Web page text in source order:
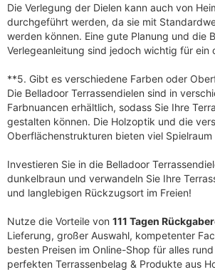
Die Verlegung der Dielen kann auch von
durchgeführt werden, da sie mit
werden können. Eine gute Planung und die
Verlegeanleitung sind jedoch wichtig für ein
**5. Gibt es verschiedene Farben oder
Die Belladoor Terrassendielen sind in
Farbnuancen erhältlich, sodass Sie Ihre
gestalten können. Die Holzoptik und die
Oberflächenstrukturen bieten viel
Investieren Sie in die Belladoor
dunkelbraun und verwandeln Sie Ihre
und langlebigen Rückzugsort im Freien!
Nutze die Vorteile von 111 Tagen
Lieferung, großer Auswahl, kompetenter
besten Preisen im Online-Shop für alles
perfekten Terrassenbelag & Produkte aus